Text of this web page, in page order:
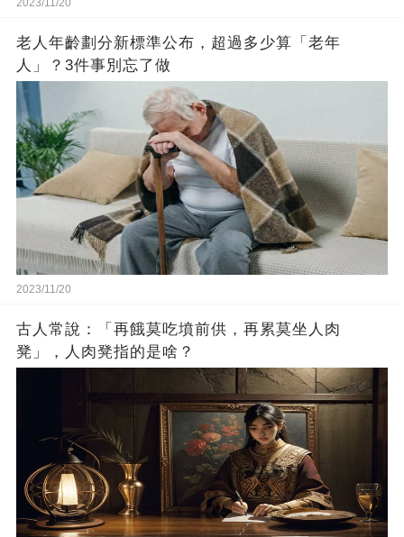
2023/11/20
老人年齡劃分新標準公布，超過多少算「老年
人」？3件事別忘了做
2023/11/20
古人常說：「再餓莫吃墳前供，再累莫坐人肉
凳」，人肉凳指的是啥？